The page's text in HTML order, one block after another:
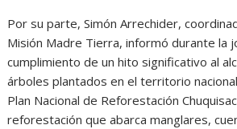
Por su parte, Simón Arrechider,
Misión Madre Tierra, informó durante la
cumplimiento de un hito significativo al
árboles plantados en el territorio
Plan Nacional de Reforestación
reforestación que abarca manglares,